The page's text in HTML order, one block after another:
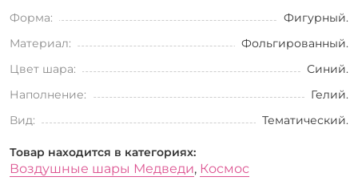
Форма:
Фигурный.
Материал:
Фольгированный.
Цвет шара:
Синий.
Наполнение:
Гелий.
Вид:
Тематический.
Товар находится в категориях:
Воздушные шары Медведи, Космос